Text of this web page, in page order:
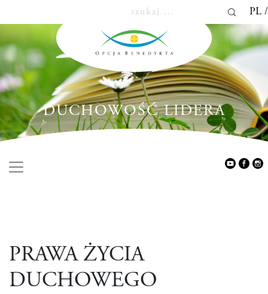
PL
DUCHOWOŚĆ LIDERA
PRAWA ŻYCIA
DUCHOWEGO